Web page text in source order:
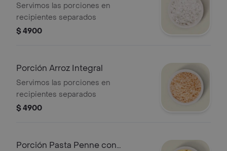
Servimos las porciones en
recipientes separados
$ 4900
Porción Arroz Integral
Servimos las porciones en
recipientes separados
$ 4900
Porción Pasta Penne con